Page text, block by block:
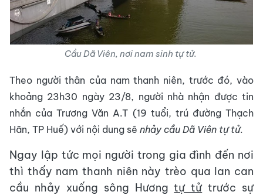
Cầu Dã Viên, nơi nam sinh tự tử.
Theo người thân của nam thanh niên, trước đó, vào
khoảng 23h30 ngày 23/8, người nhà nhận được tin
nhắn của Trương Văn A.T (19 tuổi, trú đường Thạch
Hãn, TP Huế) với nội dung sẽ nhảy cầu Dã Viên tự tử.
Ngay lập tức mọi người trong gia đình đến nơi
thì thấy nam thanh niên này trèo qua lan can
cầu nhảy xuống sông Hươngtự tửtrước sự